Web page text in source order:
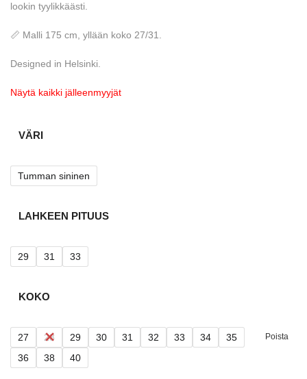
lookin tyylikkäästi.
📏 Malli 175 cm, yllään koko 27/31.
Designed in Helsinki.
Näytä kaikki jälleenmyyjät
VÄRI
Tumman sininen
LAHKEEN PITUUS
29 31 33
KOKO
27 28 29 30 31 32 33 34
35
36
38 40
Poista